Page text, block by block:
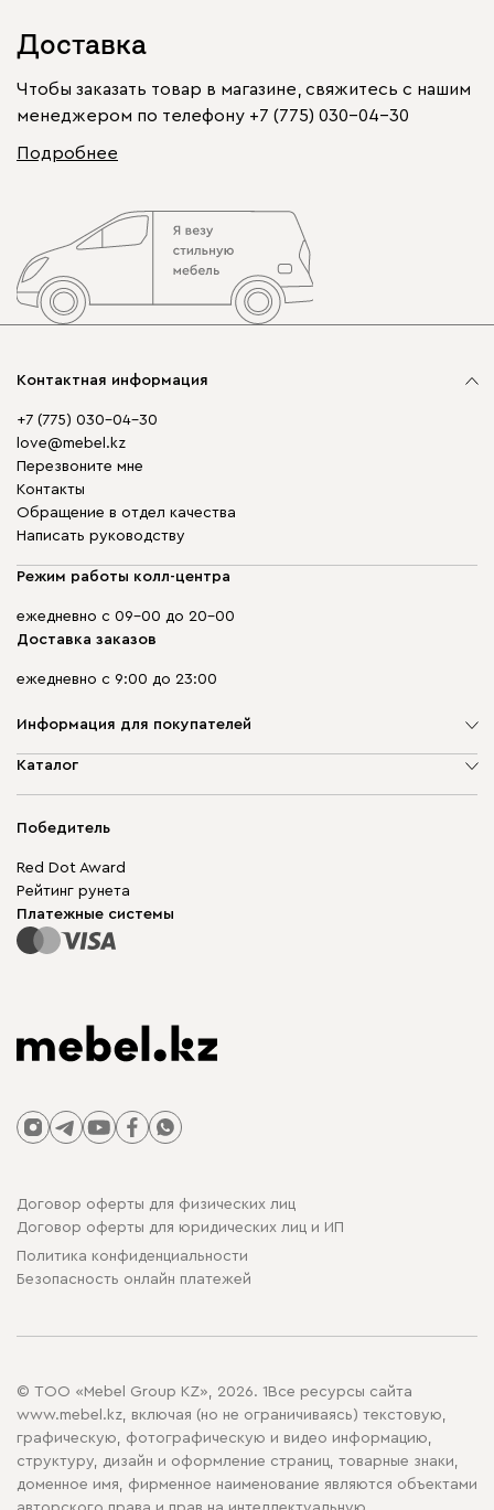
Доставка
Чтобы заказать товар в магазине, свяжитесь с нашим
менеджером по телефону +7 (775) 030-04-30
Подробнее
Контактная информация
+7 (775) 030-04-30
love@mebel.kz
Перезвоните мне
Контакты
Обращение в отдел качества
Написать руководству
Режим работы колл-центра
ежедневно с 09-00 до 20-00
Доставка заказов
ежедневно с 9:00 до 23:00
Информация для покупателей
О компании
Гарантия
Для бизнеса
Карта сайта
Каталог
Корпусная мебель
Модульная мебель
Столы и стулья
Победитель
Red Dot Award
Рейтинг рунета
Платежные системы
Договор оферты для физических лиц
Договор оферты для юридических лиц и ИП
Политика конфиденциальности
Безопасность онлайн платежей
© ТОО «Mebel Group KZ», 2026. 1Все ресурсы сайта
www.mebel.kz, включая (но не ограничиваясь) текстовую,
графическую, фотографическую и видео информацию,
структуру, дизайн и оформление страниц, товарные знаки,
доменное имя, фирменное наименование являются объектами